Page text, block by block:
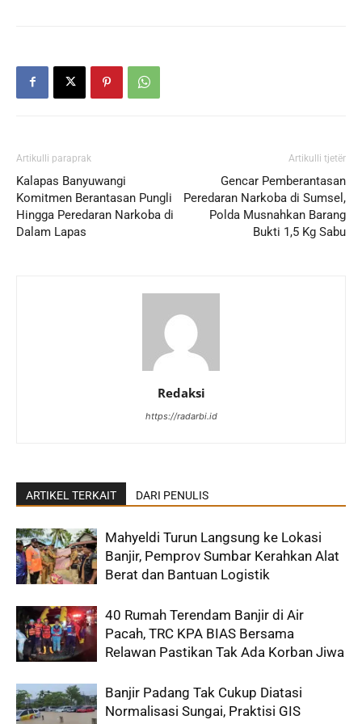
Artikulli paraprak
Kalapas Banyuwangi
Komitmen Berantasan Pungli
Hingga Peredaran Narkoba di
Dalam Lapas
Artikulli tjetër
Gencar Pemberantasan
Peredaran Narkoba di Sumsel,
Polda Musnahkan Barang
Bukti 1,5 Kg Sabu
Redaksi
https://radarbi.id
ARTIKEL TERKAIT DARI PENULIS
Mahyeldi Turun Langsung ke Lokasi
Banjir, Pemprov Sumbar Kerahkan Alat
Berat dan Bantuan Logistik
40 Rumah Terendam Banjir di Air
Pacah, TRC KPA BIAS Bersama
Relawan Pastikan Tak Ada Korban Jiwa
Banjir Padang Tak Cukup Diatasi
Normalisasi Sungai, Praktisi GIS